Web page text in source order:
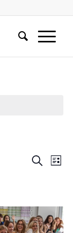
Views
Søg
efter Liste